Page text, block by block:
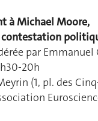
à Michael Moore,
contestation
par Emmanuel
20h
(1, pl. des